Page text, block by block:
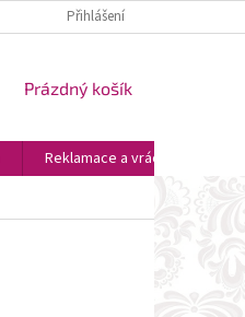
OSOBNÍ VYZVEDNUTÍ
Přihlášení
NÁKUPNÍ
Prázdný košík
Reklamace a vrácení zboží